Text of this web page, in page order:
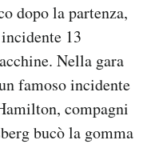
dopo la partenza,
13
Nella gara
famoso incidente
compagni
bucò la gomma